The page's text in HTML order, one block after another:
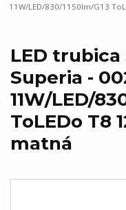
11W/LED/830/1150lm/G13
LED trubica
Superia -
11W/LED/
ToLEDo T8
matná